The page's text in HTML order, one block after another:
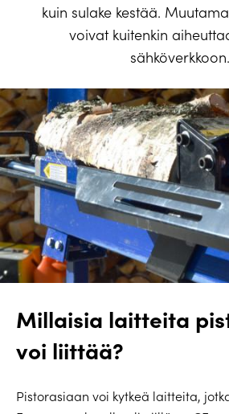
kuin sulake kestää.
voivat kuitenkin
sähköverkkoon.
Millaisia laitteita
voi liittää?
Pistorasiaan voi kytkeä laitteita,